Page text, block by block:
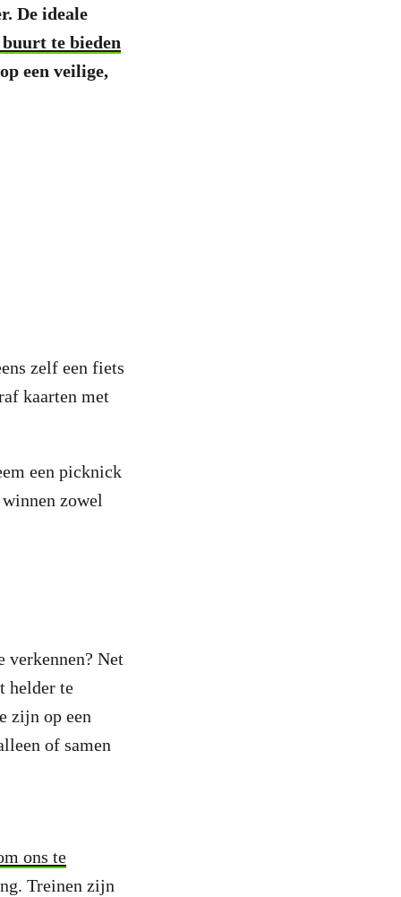
De ideale
te bieden
een veilige,
zelf een fiets
kaarten met
een picknick
zowel
verkennen? Net
helder te
zijn op een
of samen
ons te
Treinen zijn